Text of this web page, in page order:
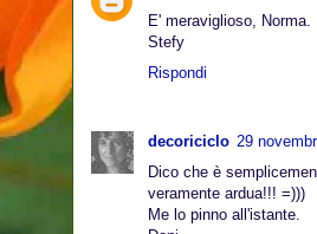
E' meraviglioso, Norma.
Stefy
Rispondi
decoriciclo 29
Dico che è
veramente ardua!!! =)))
Me lo pinno all'istante.